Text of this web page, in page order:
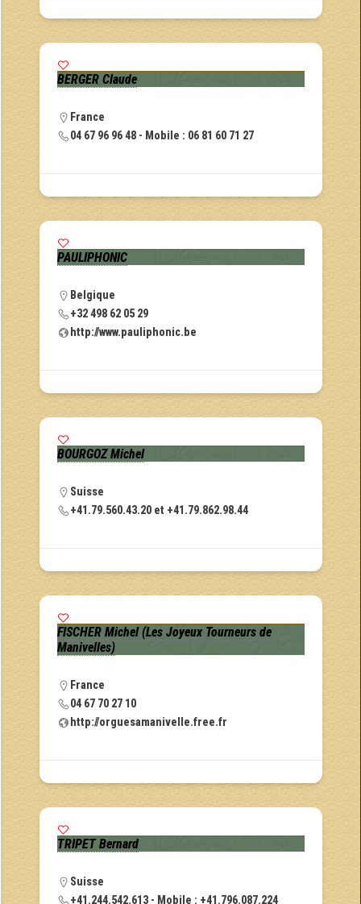
BERGER Claude
France
04 67 96 96 48 - Mobile : 06 81 60 71 27
PAULIPHONIC
Belgique
+32 498 62 05 29
http://www.pauliphonic.be
BOURGOZ Michel
Suisse
+41.79.560.43.20 et +41.79.862.98.44
FISCHER Michel (Les Joyeux Tourneurs de
Manivelles)
France
04 67 70 27 10
http://orguesamanivelle.free.fr
TRIPET Bernard
Suisse
+41.244.542.613 - Mobile : +41.796.087.224